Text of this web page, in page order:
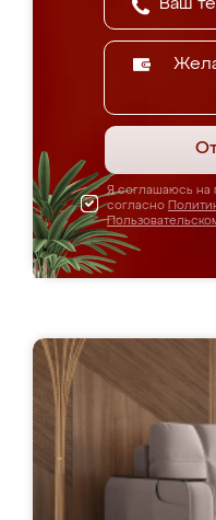
Я соглашаюсь на
согласно